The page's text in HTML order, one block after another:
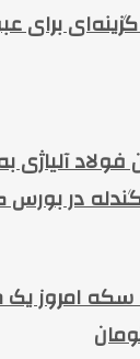
برای
فولاد
در بورس
امروز یک